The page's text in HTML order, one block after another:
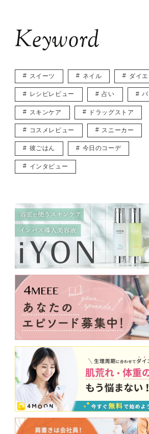
Keyword
スイーツ ネイル ダイエ
レシピレビュー 占い
スキンケア ドラッグストア
コスメレビュー スニーカー
彼ごはん 今日のコーデ
インタビュー